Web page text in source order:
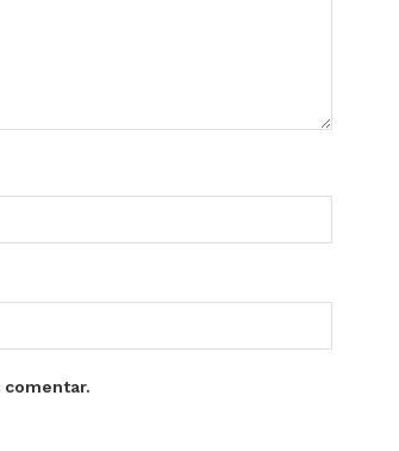
comentar.